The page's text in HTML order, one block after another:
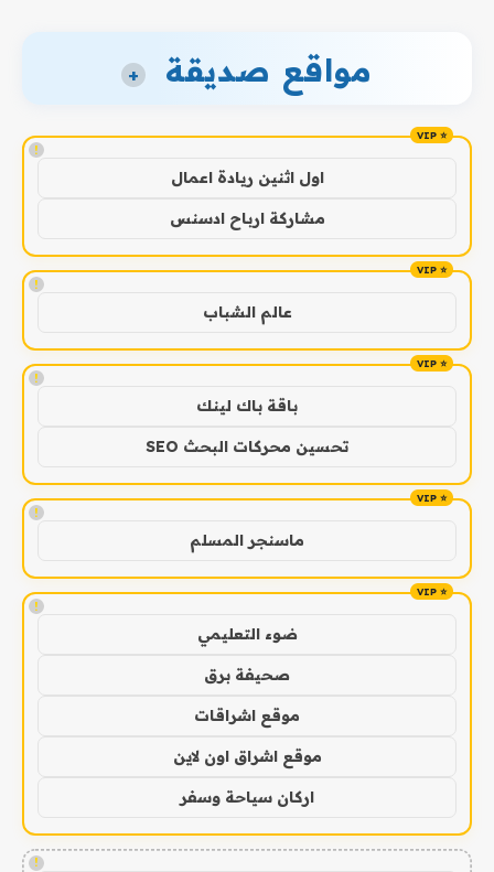
مواقع صديقة +
!
اول اثنين ريادة اعمال
مشاركة ارباح ادسنس
!
عالم الشباب
!
باقة باك لينك
تحسين محركات البحث SEO
!
ماسنجر المسلم
!
ضوء التعليمي
صحيفة برق
موقع اشراقات
موقع اشراق اون لاين
اركان سياحة وسفر
!